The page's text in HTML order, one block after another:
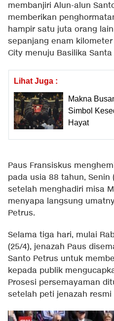
membanjiri Alun-alun
memberikan
hampir satu juta orang
sepanjang enam
City menuju Basilika
Lihat Juga :
Makna
Simbol
Hayat
Paus Fransiskus
pada usia 88 tahun, Senin
setelah menghadiri misa
menyapa langsung
Petrus.
Selama tiga hari, mulai
(25/4), jenazah Paus
Santo Petrus untuk
kepada publik
Prosesi persemayaman
setelah peti jenazah resmi